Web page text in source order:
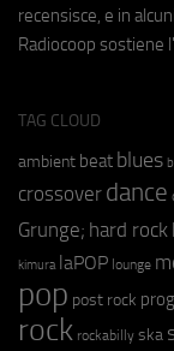
recensisce, e in
Radiocoop sostiene
TAG CLOUD
ambient beat blues
crossover dance
Grunge; hard rock
kimura laPOP lounge
pop post rock prog
rock rockabilly ska